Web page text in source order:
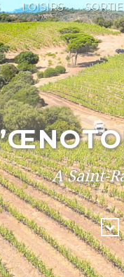
LOISIRS
A Saint-